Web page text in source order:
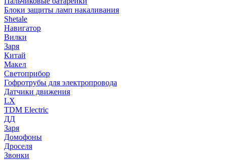
Блоки защиты ламп накаливания
Shetale
Навигатор
Вилки
Заря
Китай
Макел
Светоприбор
Гофротрубы для электропровода
Датчики движения
LX
TDM Electric
ДД
Заря
Домофоны
Дроселя
Звонки